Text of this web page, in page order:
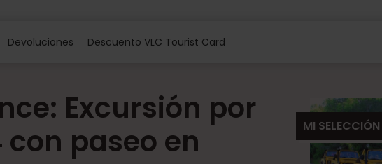
Devoluciones Descuento VLC Tourist Card
Excursión por
paseo en
MI SELECCIÓN